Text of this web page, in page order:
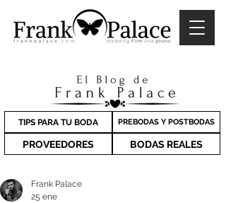
TIPS PARA TU BODA PREBODAS Y POSTBODAS
PROVEEDORES BODAS REALES
Frank Palace
25 ene